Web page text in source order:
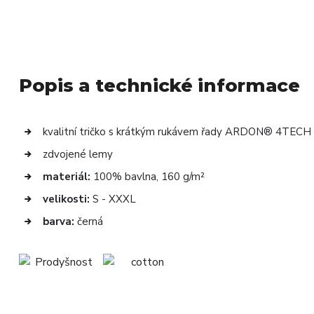
Popis a technické informace
kvalitní tričko s krátkým rukávem řady ARDON® 4TECH
zdvojené lemy
materiál: 100% bavlna, 160 g/m²
velikosti: S - XXXL
barva: černá